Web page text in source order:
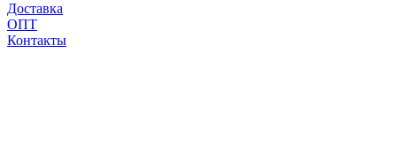
Доставка
ОПТ
Контакты